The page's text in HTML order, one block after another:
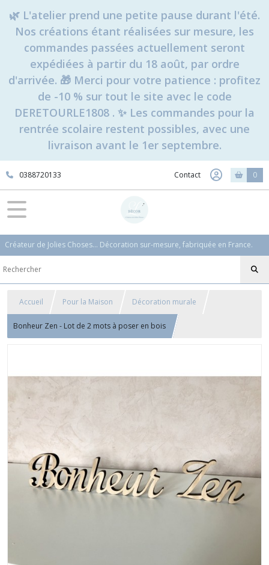
🌿 L'atelier prend une petite pause durant l'été.
Nos créations étant réalisées sur mesure, les
commandes passées actuellement seront
expédiées à partir du 18 août, par ordre
d'arrivée. 🎁 Merci pour votre patience : profitez
de -10 % sur tout le site avec le code
DERETOURLE1808 . ✨ Les commandes pour la
rentrée scolaire restent possibles, avec une
livraison avant le 1er septembre.
0388720133 Contact 0
Créateur de Jolies Choses... Décoration sur-mesure, fabriquée en France.
Accueil Pour la Maison Décoration murale
Bonheur Zen - Lot de 2 mots à poser en bois